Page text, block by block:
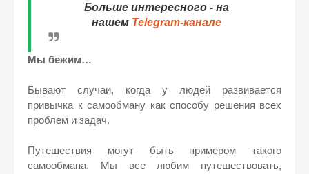
Больше интересного - на
нашем Telegram-канале
Мы бежим…
Бывают случаи, когда у людей развивается
привычка к самообману как способу решения всех
проблем и задач.
Путешествия могут быть примером такого
самообмана. Мы все любим путешествовать,